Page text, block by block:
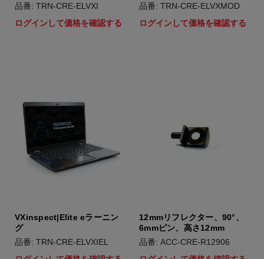
品番: TRN-CRE-ELVXI
ログインして価格を確認する
品番: TRN-CRE-ELVXMOD
ログインして価格を確認する
VXinspect|Elite eラーニン
グ
品番: TRN-CRE-ELVXIEL
12mmリフレクター、90°、
6mmピン、高さ12mm
品番: ACC-CRE-R12906